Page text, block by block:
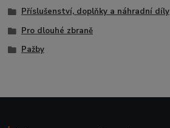
Příslušenství, doplňky a náhradní díly
Pro dlouhé zbraně
Pažby